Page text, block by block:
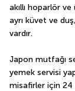
akıllı hoparlör
ayrı küvet ve
vardır.
Japon mutfağı
yemek servisi
misafirler için 24